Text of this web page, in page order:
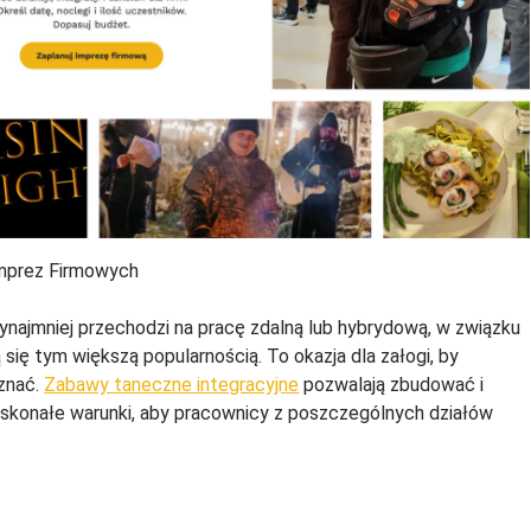
Firmowych
przechodzi na pracę zdalną lub hybrydową, w związku
tym większą popularnością. To okazja dla załogi, by
Zabawy taneczne integracyjne pozwalają zbudować i
warunki, aby pracownicy z poszczególnych działów